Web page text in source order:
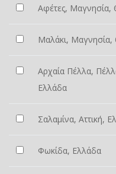
Αφέτες, Μαγνησία,
Μαλάκι,
Αρχαία Πέλλα,
Ελλάδα
Σαλαμίνα, Αττική,
Φωκίδα, Ελλάδα